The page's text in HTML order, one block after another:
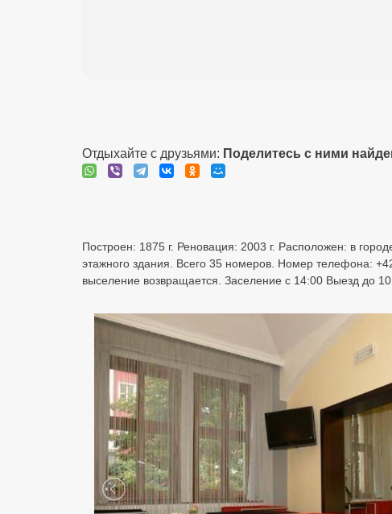
Отдыхайте с друзьями: Поделитесь с ними
Построен: 1875 г. Реновация: 2003 г. Расположен: в
этажного здания. Всего 35 номеров. Номер телефона:
выселение возвращается. Заселение с 14:00 Выезд до